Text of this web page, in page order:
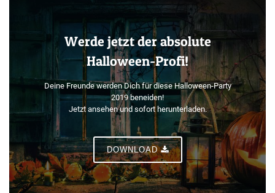
Werde jetzt der absolute
Halloween-Profi!
Deine Freunde werden Dich für diese Halloween-Party
2019 beneiden!
Jetzt ansehen und sofort herunterladen.
DOWNLOAD